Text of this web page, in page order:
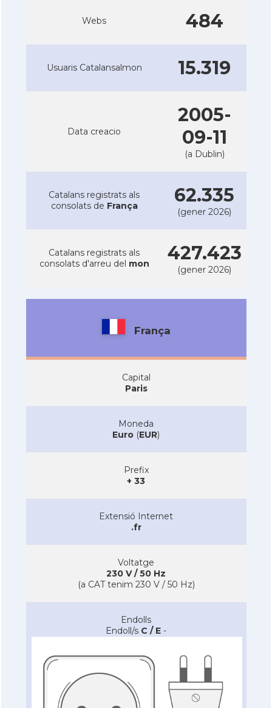
Webs 484
Usuaris Catalansalmon 15.319
Data creacio
2005-
09-11
(a Dublin)
Catalans registrats als
consolats de França 62.335
(gener 2026)
Catalans registrats als
consolats d'arreu del mon 427.423
(gener 2026)
França
Capital
Paris
Moneda
Euro (EUR)
Prefix
+ 33
Extensió Internet
.fr
Voltatge
230 V / 50 Hz
(a CAT tenim 230 V / 50 Hz)
Endolls
Endoll/s C / E -